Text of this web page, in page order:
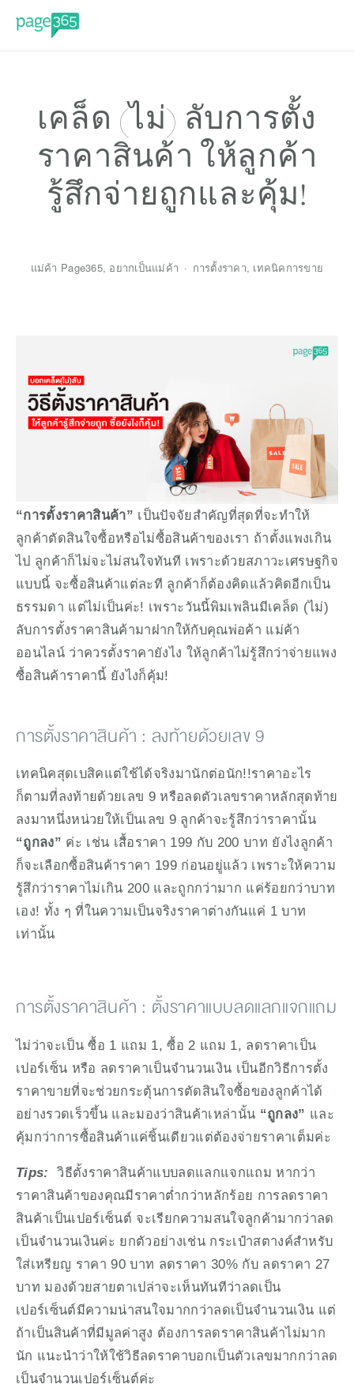
เคล็ด (ไม่) ลับการตั้ง
ราคาสินค้า ให้ลูกค้า
รู้สึกจ่ายถูกและคุ้ม!
“การตั้งราคาสินค้า” เป็นปัจจัยสำคัญที่สุดที่จะทำให้
ลูกค้าตัดสินใจซื้อหรือไม่ซื้อสินค้าของเรา ถ้าตั้งแพงเกิน
ไป ลูกค้าก็ไม่จะไม่สนใจทันที เพราะด้วยสภาวะเศรษฐกิจ
แบบนี้ จะซื้อสินค้าแต่ละที ลูกค้าก็ต้องคิดแล้วคิดอีกเป็น
ธรรมดา แต่ไม่เป็นค่ะ! เพราะวันนี้พิมเพลินมีเคล็ด (ไม่)
ลับการตั้งราคาสินค้ามาฝากให้กับคุณพ่อค้า แม่ค้า
ออนไลน์ ว่าควรตั้งราคายังไง ให้ลูกค้าไม่รู้สึกว่าจ่ายแพง
ซื้อสินค้าราคานี้ ยังไงก็คุ้ม!
การตั้งราคาสินค้า : ลงท้ายด้วยเลข 9
เทคนิคสุดเบสิคแต่ใช้ได้จริงมานักต่อนัก!!ราคาอะไร
ก็ตามที่ลงท้ายด้วยเลข 9 หรือลดตัวเลขราคาหลักสุดท้าย
ลงมาหนึ่งหน่วยให้เป็นเลข 9 ลูกค้าจะรู้สึกว่าราคานั้น
“ถูกลง” ค่ะ เช่น เสื้อราคา 199 กับ 200 บาท ยังไงลูกค้า
ก็จะเลือกซื้อสินค้าราคา 199 ก่อนอยู่แล้ว เพราะให้ความ
รู้สึกว่าราคาไม่เกิน 200 และถูกกว่ามาก แค่ร้อยกว่าบาท
เอง! ทั้ง ๆ ที่ในความเป็นจริงราคาต่างกันแค่ 1 บาท
เท่านั้น
การตั้งราคาสินค้า : ตั้งราคาแบบลดแลกแจกแถม
ไม่ว่าจะเป็น ซื้อ 1 แถม 1, ซื้อ 2 แถม 1, ลดราคาเป็น
เปอร์เซ็น หรือ ลดราคาเป็นจำนวนเงิน เป็นอีกวิธีการตั้ง
ราคาขายที่จะช่วยกระตุ้นการตัดสินใจซื้อของลูกค้าได้
อย่างรวดเร็วขึ้น และมองว่าสินค้าเหล่านั้น “ถูกลง” และ
คุ้มกว่าการซื้อสินค้าแค่ชิ้นเดียวแต่ต้องจ่ายราคาเต็มค่ะ
Tips: วิธีตั้งราคาสินค้าแบบลดแลกแจกแถม หากว่า
ราคาสินค้าของคุณมีราคาต่ำกว่าหลักร้อย การลดราคา
สินค้าเป็นเปอร์เซ็นต์ จะเรียกความสนใจลูกค้ามากว่าลด
เป็นจำนวนเงินค่ะ ยกตัวอย่างเช่น กระเป๋าสตางค์สำหรับ
ใส่เหรียญ ราคา 90 บาท ลดราคา 30% กับ ลดราคา 27
บาท มองด้วยสายตาเปล่าจะเห็นทันทีว่าลดเป็น
เปอร์เซ็นต์มีความน่าสนใจมากกว่าลดเป็นจำนวนเงิน แต่
ถ้าเป็นสินค้าที่มีมูลค่าสูง ต้องการลดราคาสินค้าไม่มาก
นัก แนะนำว่าให้ใช้วิธีลดราคาบอกเป็นตัวเลขมากกว่าลด
เป็นจำนวนเปอร์เซ็นต์ค่ะ
แม่ค้า Page365, อยากเป็นแม่ค้า การตั้งราคา, เทคนิคการขาย